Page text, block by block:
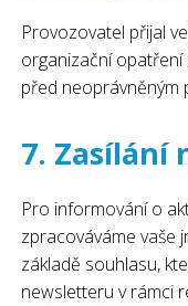
Provozovatel přijal
organizační
před neoprávněným
7. Zasílání
Pro informování o
zpracováváme vaše
základě souhlasu,
newsletteru v rámci